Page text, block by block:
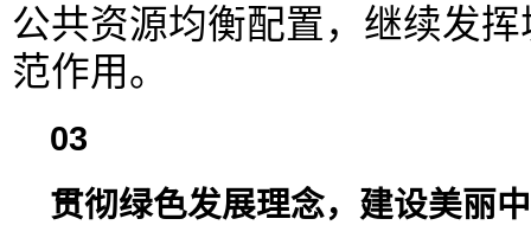
公共资源均衡配置，继续发
范作用。
03
贯彻绿色发展理念，建设美丽